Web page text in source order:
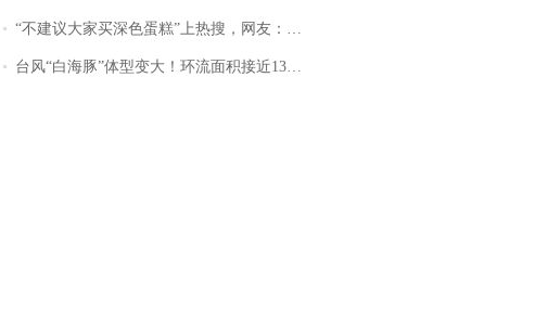
“不建议大家买深色蛋糕”上热搜，网友：天塌了！
台风“白海豚”体型变大！环流面积接近13个浙江那么大